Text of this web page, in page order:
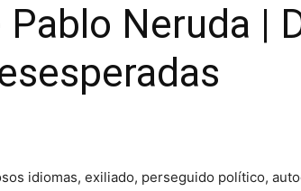
Neruda |
idiomas, exiliado, perseguido político,